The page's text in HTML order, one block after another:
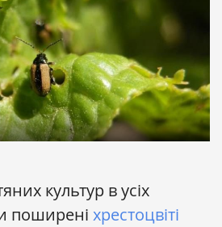
культур в усіх
поширені хрестоцвіті